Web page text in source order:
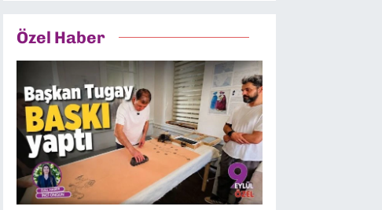
Özel Haber